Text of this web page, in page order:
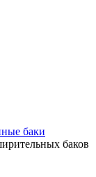
баки
баков